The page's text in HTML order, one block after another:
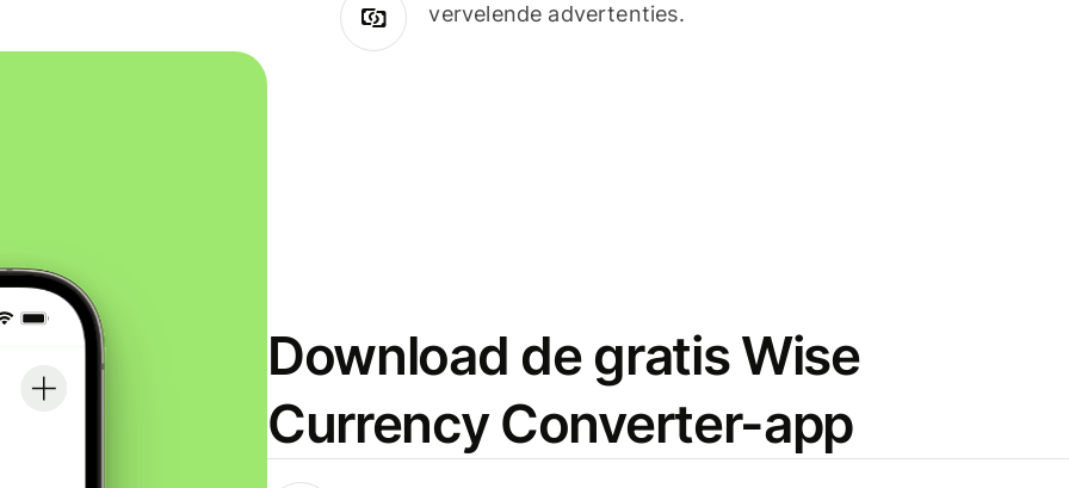
vervelende advertenties.
Download de gratis Wise
Currency Converter-app